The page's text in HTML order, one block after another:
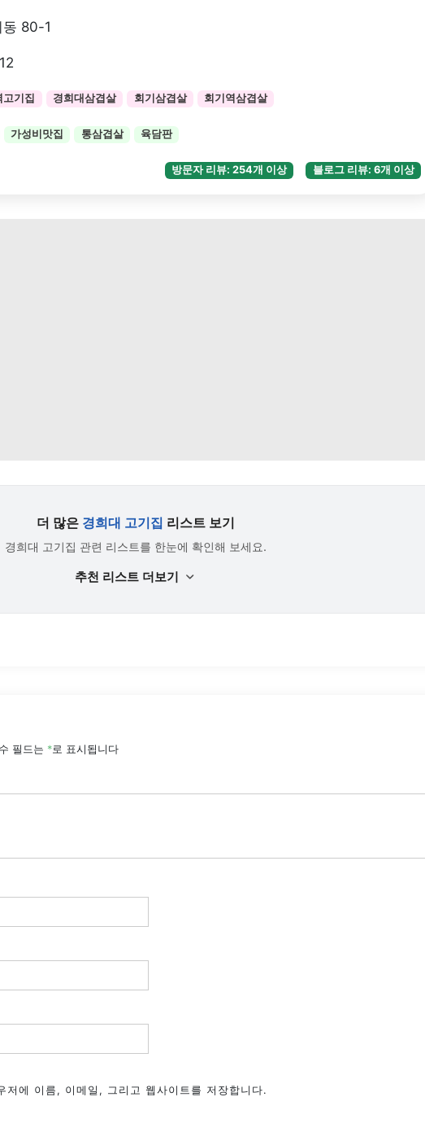
동 80-1
고기집 경희대삼겹살 회기삼겹살 회기역삼겹살
가성비맛집 통삼겹살 육담판
블로그 리뷰: 6개 이상
방문자 리뷰: 254개 이상
더 많은 경희대 고기집 리스트 보기
경희대 고기집 관련 리스트를 한눈에 확인해 보세요.
추천 리스트 더보기
필드는 *로 표시됩니다
저에 이름, 이메일, 그리고 웹사이트를 저장합니다.